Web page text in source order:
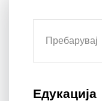
Едукација